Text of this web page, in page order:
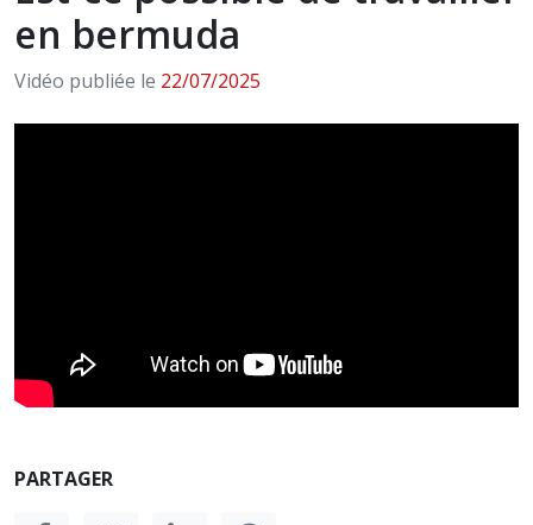
en bermuda
Vidéo publiée le 22/07/2025
PARTAGER